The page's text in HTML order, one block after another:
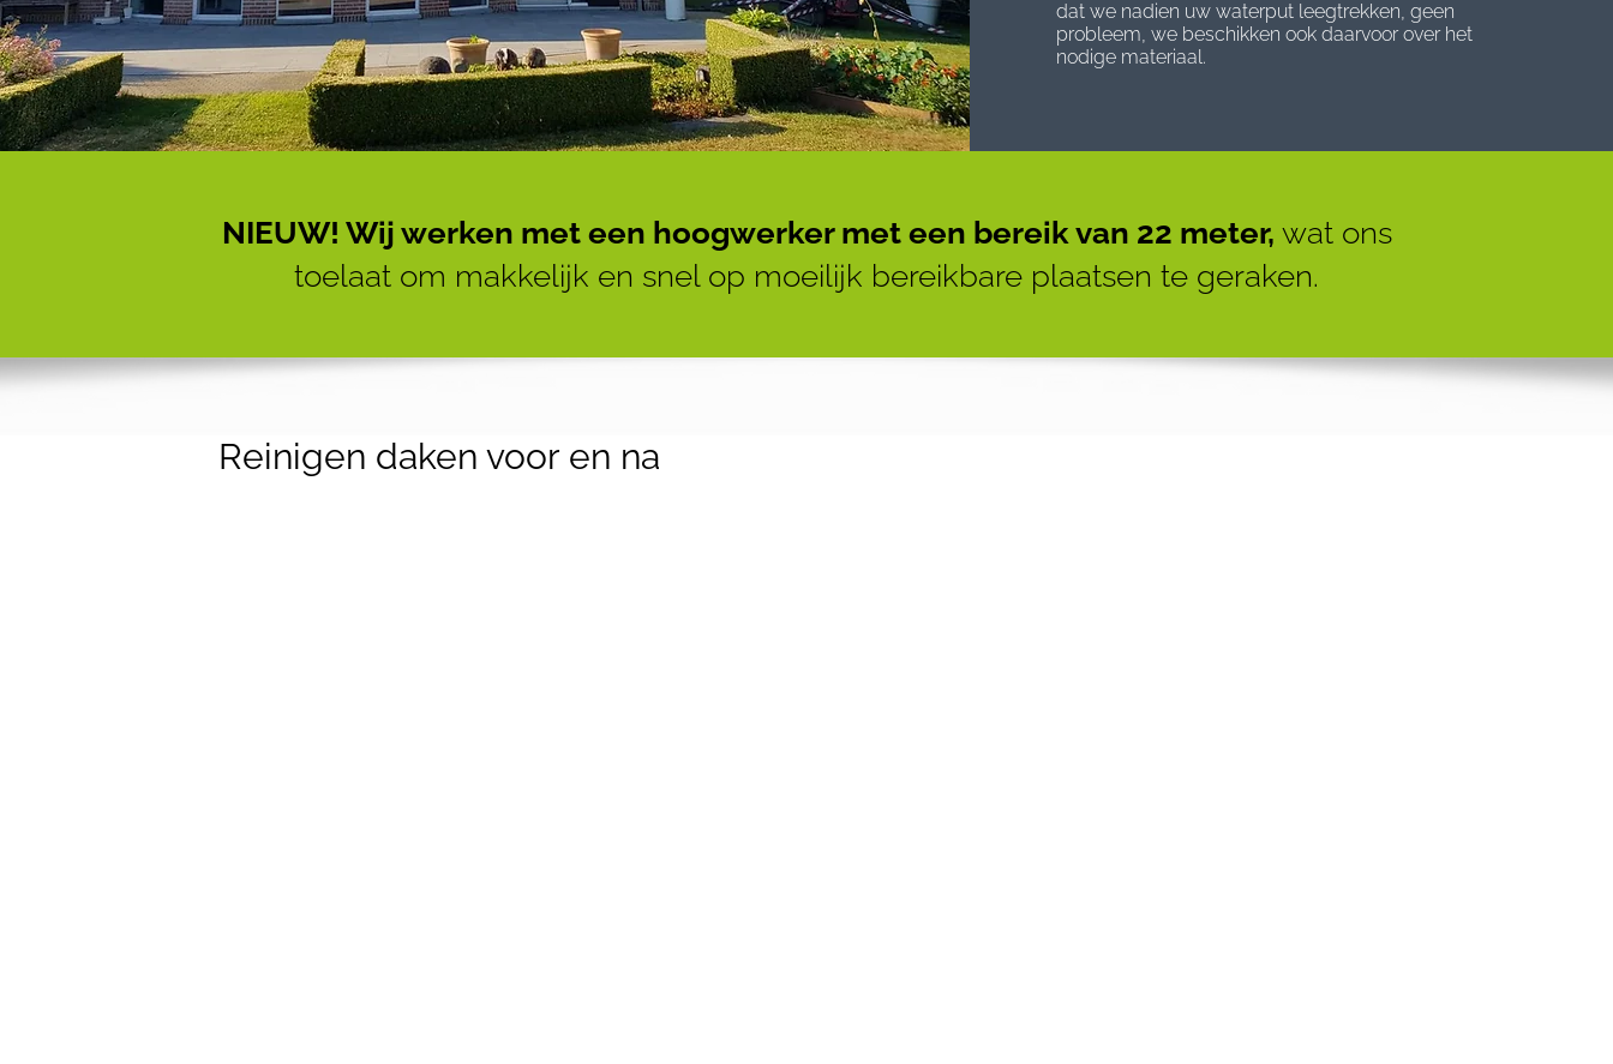
dat we nadien uw waterput leegtrekken, geen
probleem, we beschikken ook daarvoor over het
nodige materiaal.
NIEUW! Wij werken met een hoogwerker met een bereik van 22 meter, wat ons
toelaat om makkelijk en snel op moeilijk bereikbare plaatsen te geraken.
Reinigen daken voor en na